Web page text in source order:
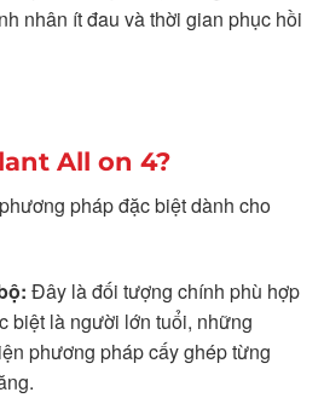
nhân ít đau và thời gian phục hồi
All on 4?
pháp đặc biệt dành cho
Đây là đối tượng chính phù hợp
biệt là người lớn tuổi, những
phương pháp cấy ghép từng